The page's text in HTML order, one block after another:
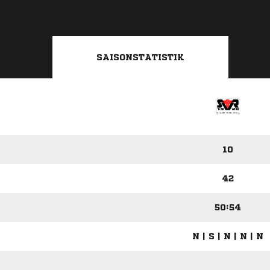
SAISONSTATISTIK
10
42
50:54
N | S | N | N | N